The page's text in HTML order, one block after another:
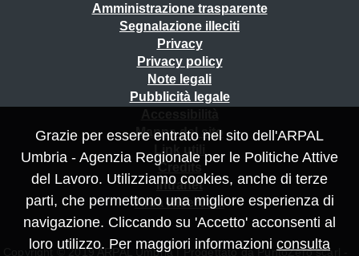
Amministrazione trasparente
Segnalazione illeciti
Privacy
Privacy policy
Note legali
Pubblicità legale
Mappa del sito
Link utili
Credits
Intranet
Area Riservata
Copyright © 2019 ARPAL Umbria | Progettato daPuntoZero scarl
Grazie per essere entrato nel sito dell'ARPAL
Umbria - Agenzia Regionale per le Politiche Attive
del Lavoro. Utilizziamo cookies, anche di terze
parti, che permettono una migliore esperienza di
navigazione. Cliccando su 'Accetto' acconsenti al
loro utilizzo. Per maggiori informazioni consulta